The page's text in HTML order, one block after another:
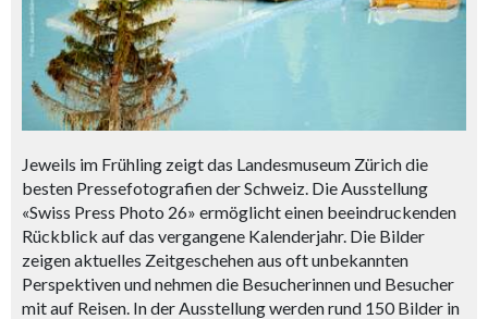
Jeweils im Frühling zeigt das Landesmuseum Zürich die
besten Pressefotografien der Schweiz. Die Ausstellung
«Swiss Press Photo 26» ermöglicht einen beeindruckenden
Rückblick auf das vergangene Kalenderjahr. Die Bilder
zeigen aktuelles Zeitgeschehen aus oft unbekannten
Perspektiven und nehmen die Besucherinnen und Besucher
mit auf Reisen. In der Ausstellung werden rund 150 Bilder in